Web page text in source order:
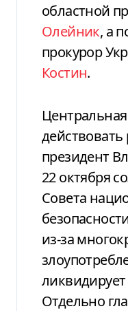
областной
Олейник, а
прокурор
Костин.
президент
22 октября
Совета
из-за
Отдельно